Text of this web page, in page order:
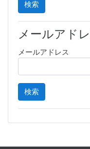
メールアド
メールアドレス